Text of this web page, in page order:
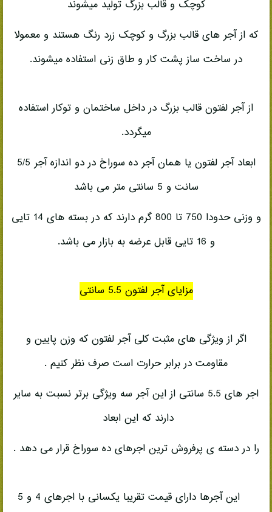
کوچک و قالب بزرگ تولید میشوند
که از آجر های قالب بزرگ و کوچک زرد رنگ هستند و معمولا
در ساخت ساز پشت کار و طاق زنی استفاده میشوند.
از آجر لفتون قالب بزرگ در داخل ساختمان و توکار استفاده
میگردد.
ابعاد آجر لفتون یا همان آجر ده سوراخ در دو اندازه آجر 5/5
سانت و 5 سانتی متر می باشد
و وزنی حدودا 750 تا 800 گرم دارند که در بسته های 14 تایی
و 16 تایی قابل عرضه به بازار می باشد.
مزایای آجر لفتون 5.5 سانتی
اگر از ویژگی های مثبت کلی آجر لفتون که وزن پایین و
مقاومت در برابر حرارت است صرف نظر کنیم .
اجر های 5.5 سانتی از این آجر سه ویژگی برتر نسبت به سایر
دارند که این ابعاد
را در دسته ی پرفروش ترین اجرهای ده سوراخ قرار می دهد .
این آجرها دارای قیمت تقریبا یکسانی با اجرهای 4 و 5